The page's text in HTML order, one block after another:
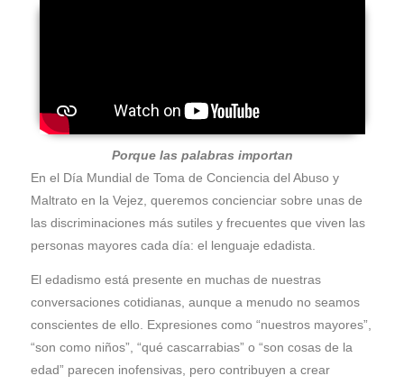
Porque las palabras importan
En el Día Mundial de Toma de Conciencia del Abuso y
Maltrato en la Vejez, queremos concienciar sobre unas de
las discriminaciones más sutiles y frecuentes que viven las
personas mayores cada día: el lenguaje edadista.
El edadismo está presente en muchas de nuestras
conversaciones cotidianas, aunque a menudo no seamos
conscientes de ello. Expresiones como “nuestros mayores”,
“son como niños”, “qué cascarrabias” o “son cosas de la
edad” parecen inofensivas, pero contribuyen a crear